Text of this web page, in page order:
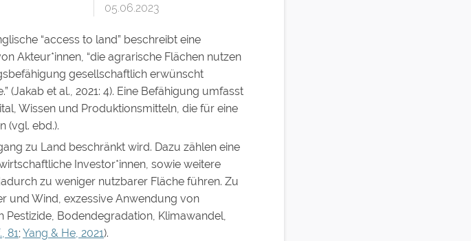
05.06.2023
“access to land” beschreibt eine
Akteur*innen, “die agrarische Flächen nutzen
gesellschaftlich erwünscht
et al., 2021: 4). Eine Befähigung umfasst
Wissen und Produktionsmitteln, die für eine
(vgl. ebd.).
zu Land beschränkt wird. Dazu zählen eine
Investor*innen, sowie weitere
zu weniger nutzbarer Fläche führen. Zu
und Wind, exzessive Anwendung von
Bodendegradation, Klimawandel,
81;Yang & He, 2021).